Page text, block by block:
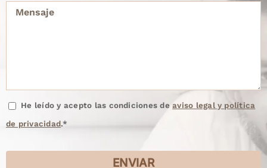
He leído y acepto las condiciones deaviso legal y política
de privacidad.*